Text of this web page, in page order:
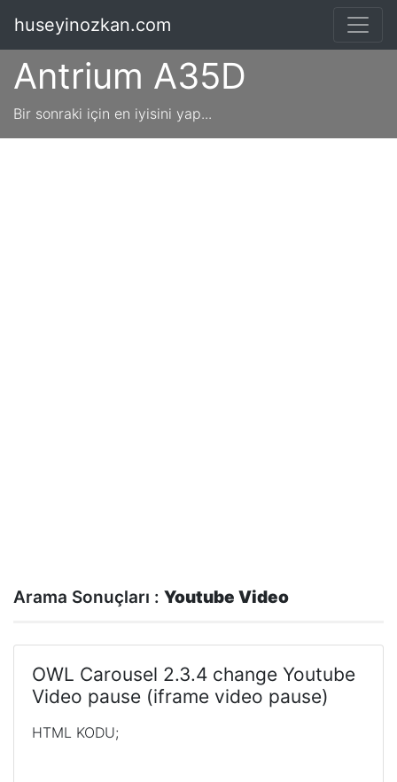
Antrium A35D
Bir sonraki için en iyisini yap...
huseyinozkan.com
Arama Sonuçları : Youtube Video
OWL Carousel 2.3.4 change Youtube
Video pause (iframe video pause)
HTML KODU;